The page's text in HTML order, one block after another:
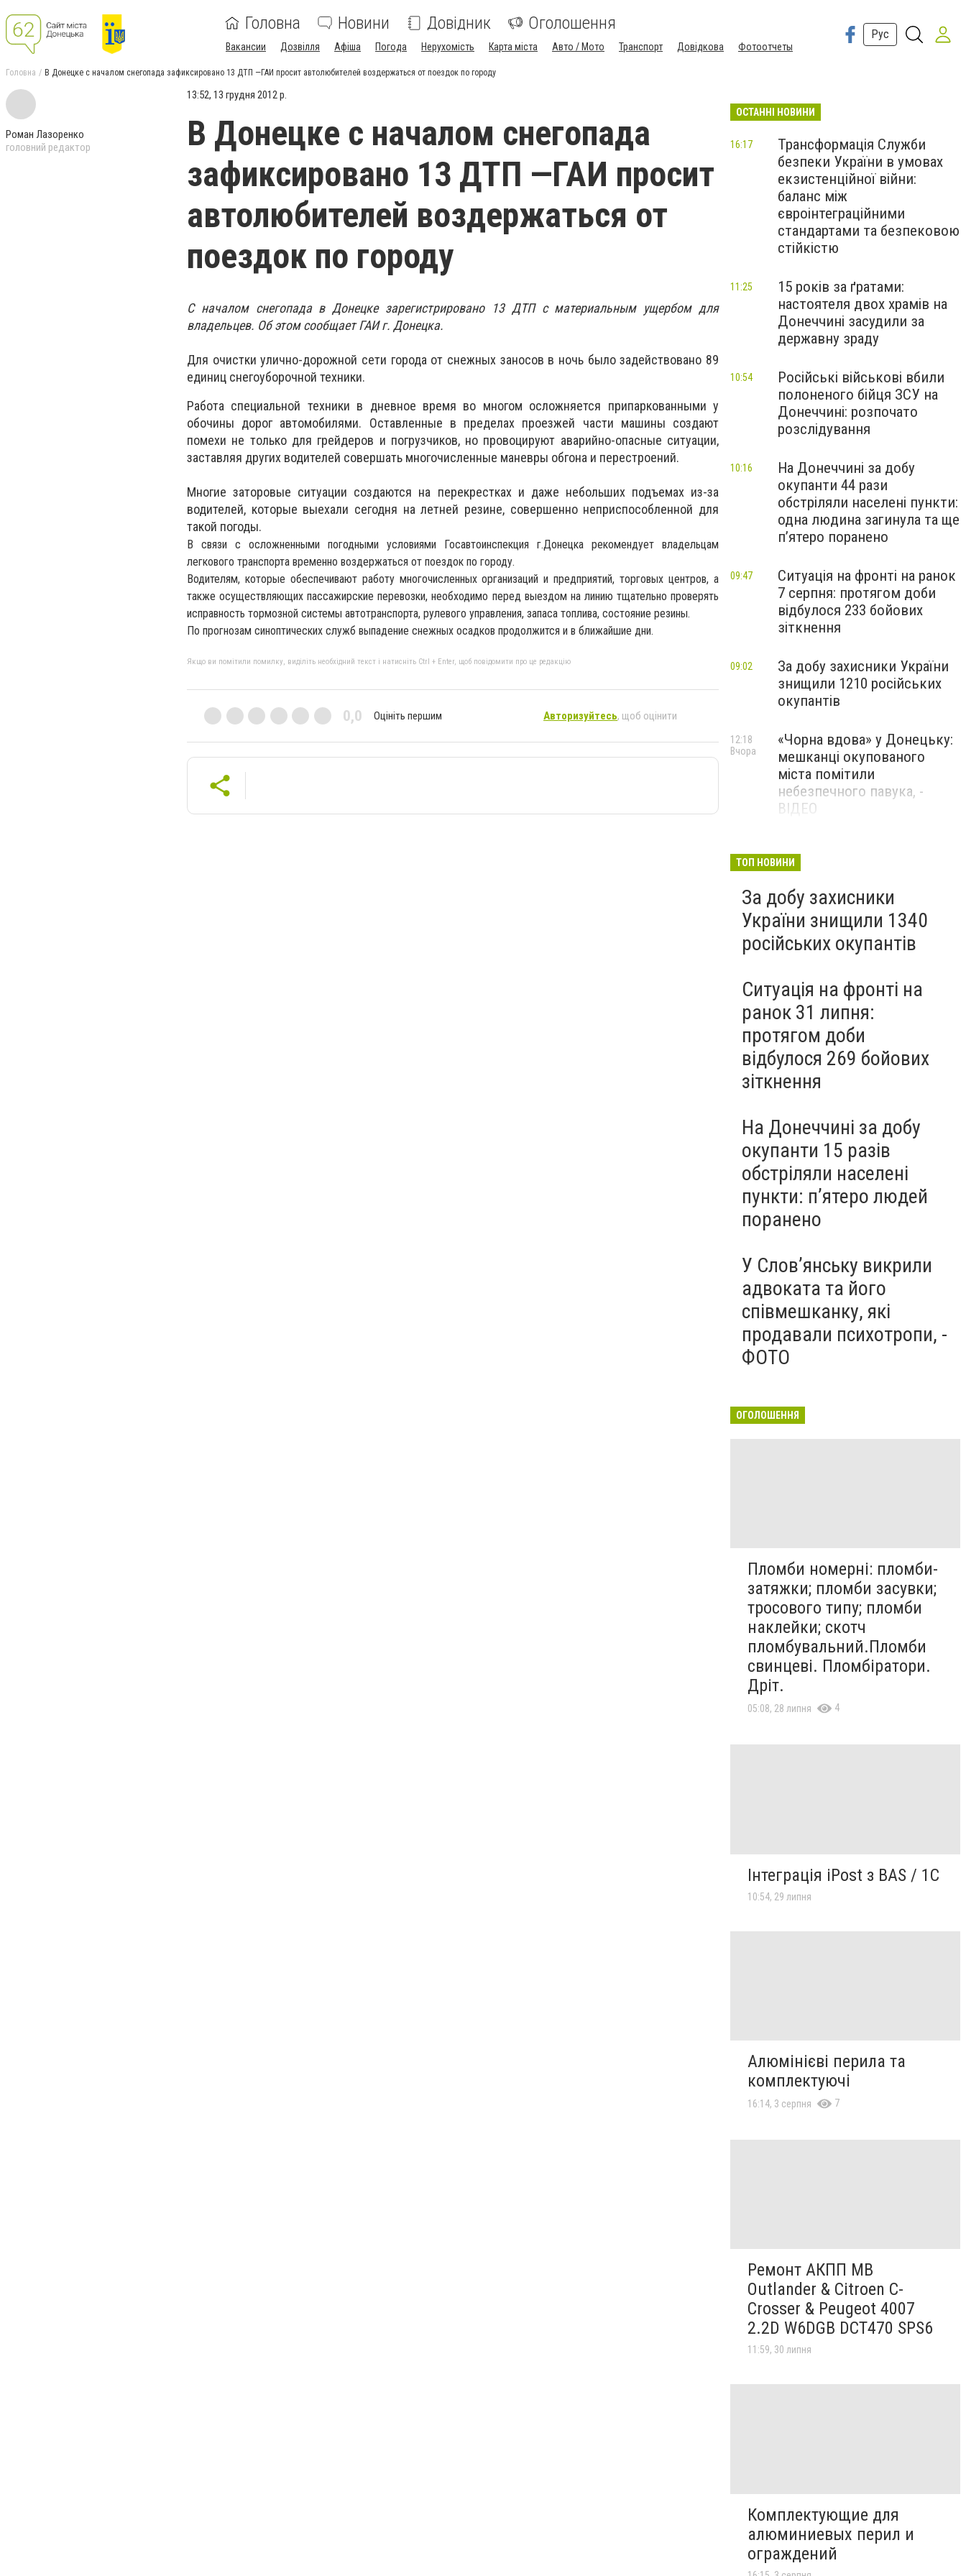
Головна Новини Довідник Оголошення
Вакансии Дозвілля Афіша Погода Нерухомість Карта міста Авто / Мото Транспорт Довідкова Фотоотчеты
Рус
Головна В Донецке с началом снегопада зафиксировано 13 ДТП —ГАИ просит автолюбителей воздержаться от поездок по городу
Роман Лазоренко
головний редактор
13:52, 13 грудня 2012 р.
В Донецке с началом снегопада
зафиксировано 13 ДТП —ГАИ просит
автолюбителей воздержаться от
поездок по городу
С началом снегопада в Донецке зарегистрировано 13 ДТП с материальным ущербом для
владельцев. Об этом сообщает ГАИ г. Донецка.
Для очистки улично-дорожной сети города от снежных заносов в ночь было задействовано 89
единиц снегоуборочной техники.
Работа специальной техники в дневное время во многом осложняется припаркованными у
обочины дорог автомобилями. Оставленные в пределах проезжей части машины создают
помехи не только для грейдеров и погрузчиков, но провоцируют аварийно-опасные ситуации,
заставляя других водителей совершать многочисленные маневры обгона и перестроений.
Многие заторовые ситуации создаются на перекрестках и даже небольших подъемах из-за
водителей, которые выехали сегодня на летней резине, совершенно неприспособленной для
такой погоды.
В связи с осложненными погодными условиями Госавтоинспекция г.Донецка рекомендует владельцам
легкового транспорта временно воздержаться от поездок по городу.
Водителям, которые обеспечивают работу многочисленных организаций и предприятий, торговых центров, а
также осуществляющих пассажирские перевозки, необходимо перед выездом на линию тщательно проверять
исправность тормозной системы автотранспорта, рулевого управления, запаса топлива, состояние резины.
По прогнозам синоптических служб выпадение снежных осадков продолжится и в ближайшие дни.
Якщо ви помітили помилку, виділіть необхідний текст і натисніть Ctrl + Enter, щоб повідомити про це редакцію
0,0 Оцініть першим Авторизуйтесь, щоб оцінити
ОСТАННІ НОВИНИ
Трансформація Служби
безпеки України в умовах
екзистенційної війни:
баланс між
євроінтеграційними
стандартами та безпековою
стійкістю
16:17
15 років за ґратами:
настоятеля двох храмів на
Донеччині засудили за
державну зраду
11:25
Російські військові вбили
полоненого бійця ЗСУ на
Донеччині: розпочато
розслідування
10:54
На Донеччині за добу
окупанти 44 рази
обстріляли населені пункти:
одна людина загинула та ще
пʼятеро поранено
10:16
Ситуація на фронті на ранок
7 серпня: протягом доби
відбулося 233 бойових
зіткнення
09:47
За добу захисники України
знищили 1210 російських
окупантів
09:02
«Чорна вдова» у Донецьку:
мешканці окупованого
міста помітили
небезпечного павука, -
ВІДЕО
12:18
Вчора
засудили до 8 років
метадону
Вчора
ТОП НОВИНИ
За добу захисники
України знищили 1340
російських окупантів
Ситуація на фронті на
ранок 31 липня:
протягом доби
відбулося 269 бойових
зіткнення
На Донеччині за добу
окупанти 15 разів
обстріляли населені
пункти: пʼятеро людей
поранено
У Слов’янську викрили
адвоката та його
співмешканку, які
продавали психотропи, -
ФОТО
ОГОЛОШЕННЯ
Пломби номерні: пломби-
затяжки; пломби засувки;
тросового типу; пломби
наклейки; скотч
пломбувальний.Пломби
свинцеві. Пломбіратори.
Дріт.
05:08, 28 липня 4
Інтеграція iPost з BAS / 1C
10:54, 29 липня
Алюмінієві перила та
комплектуючі
16:14, 3 серпня 7
Ремонт АКПП MB
Outlander & Citroen C-
Crosser & Peugeot 4007
2.2D W6DGB DCT470 SPS6
11:59, 30 липня
Комплектующие для
алюминиевых перил и
ограждений